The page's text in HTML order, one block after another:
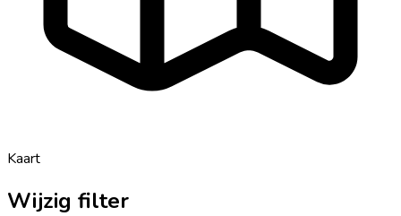
Kaart
Wijzig filter